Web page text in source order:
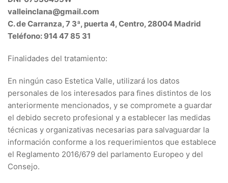
valleinclana@gmail.com
C. de Carranza, 7 3ª, puerta 4, Centro, 28004 Madrid
Teléfono: 914 47 85 31
Finalidades del tratamiento:
En ningún caso Estetica Valle, utilizará los datos
personales de los interesados para fines distintos de los
anteriormente mencionados, y se compromete a guardar
el debido secreto profesional y a establecer las medidas
técnicas y organizativas necesarias para salvaguardar la
información conforme a los requerimientos que establece
el Reglamento 2016/679 del parlamento Europeo y del
Consejo.